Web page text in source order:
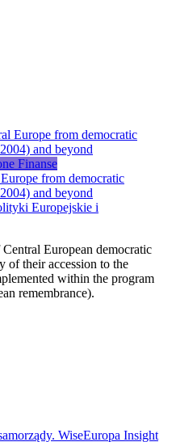
Finanse
from democratic
and beyond
Europejskie i
European democratic
of their accession to the
within the program
remembrance).